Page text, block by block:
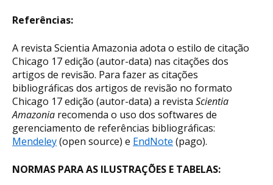
Referências:
A revista Scientia Amazonia adota o estilo de citação
Chicago 17 edição (autor-data) nas citações dos
artigos de revisão. Para fazer as citações
bibliográficas dos artigos de revisão no formato
Chicago 17 edição (autor-data) a revista Scientia
Amazonia recomenda o uso dos softwares de
gerenciamento de referências bibliográficas:
Mendeley(open source) e EndNote (pago).
NORMAS PARA AS ILUSTRAÇÕES E TABELAS: